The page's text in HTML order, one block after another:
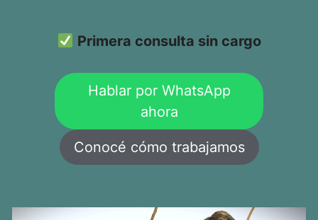
Primera consulta sin cargo
Hablar por WhatsApp
ahora
Conocé cómo trabajamos